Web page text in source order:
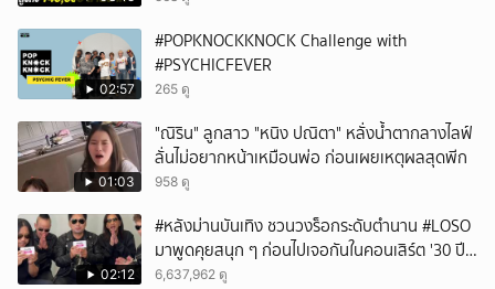
02:57
#POPKNOCKKNOCK Challenge with
#PSYCHICFEVER
265 ดู
01:03
"ณิริน" ลูกสาว "หนิง ปณิตา" หลั่งน้ำตากลางไลฟ์
ลั่นไม่อยากหน้าเหมือนพ่อ ก่อนเผยเหตุผลสุดพีก
958 ดู
02:12
#หลังม่านบันเทิง ชวนวงร็อกระดับตำนาน #LOSO
มาพูดคุยสนุก ๆ ก่อนไปเจอกันในคอนเสิร์ต '30 ปี
LOSO นานเท่าไรก็รอ'
6,637,962 ดู